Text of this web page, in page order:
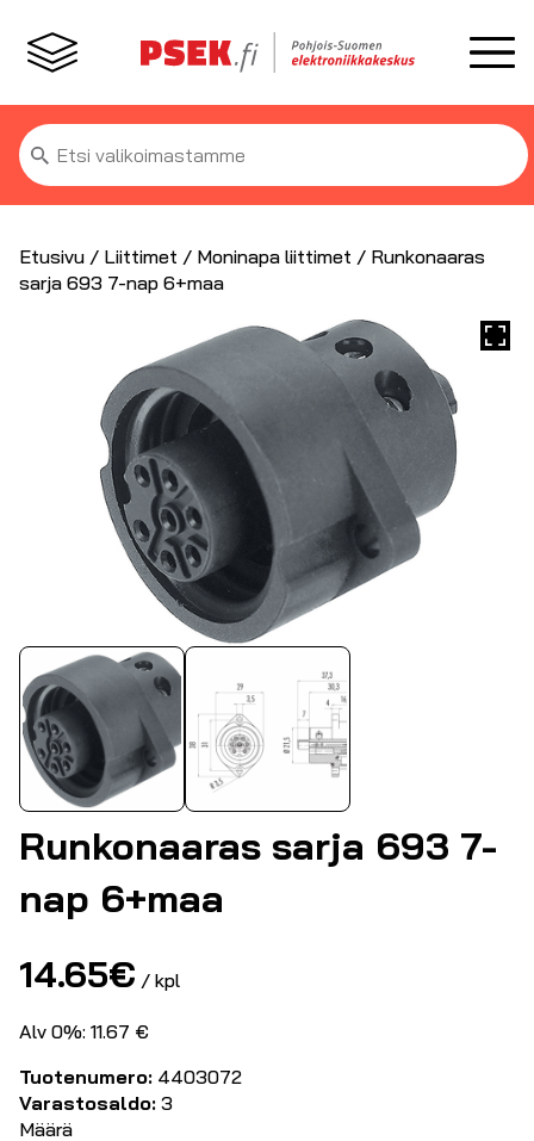
Etsi:
Etusivu / Liittimet / Moninapa liittimet / Runkonaaras
sarja 693 7-nap 6+maa
Runkonaaras sarja 693 7-
nap 6+maa
14.65€ / kpl
Alv 0%: 11.67 €
Tuotenumero: 4403072
Varastosaldo: 3
Määrä